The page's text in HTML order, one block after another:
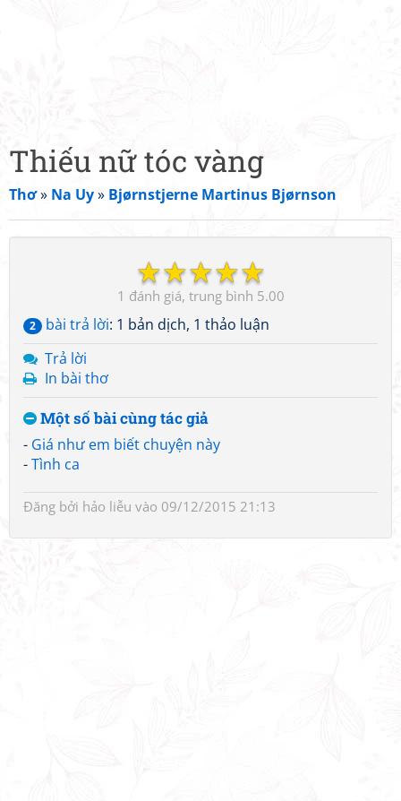
Thiếu nữ tóc vàng
Thơ» Na Uy» Bjørnstjerne Martinus Bjørnson
☆
☆
☆
☆
☆
1 5.00
2 bài trả lời: 1 bản dịch, 1 thảo luận
Trả lời
In bài thơ
Một số bài cùng tác giả
- Giá như em biết chuyện này
-Tình ca
Đăng bởi hảo liễu vào 09/12/2015 21:13